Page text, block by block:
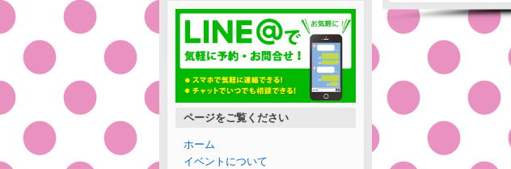
ページをご覧ください
ホーム
イベントについて